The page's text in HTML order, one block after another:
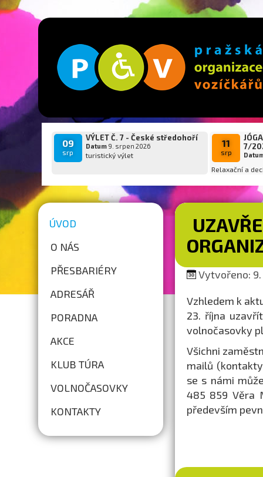
09
srp
VÝLET Č. 7 - České středohoří
Datum9. srpen 2026
turistický výlet
11
srp
7/
Relaxační a
ÚVOD
O NÁS
PŘESBARIÉRY
ADRESÁŘ
PORADNA
AKCE
KLUB TÚRA
VOLNOČASOVKY
KONTAKTY
Vytvořeno: 9.
Vzhledem k
23. října
volnočasovky
Všichni
mailů
se s námi
485 859 Věra
především